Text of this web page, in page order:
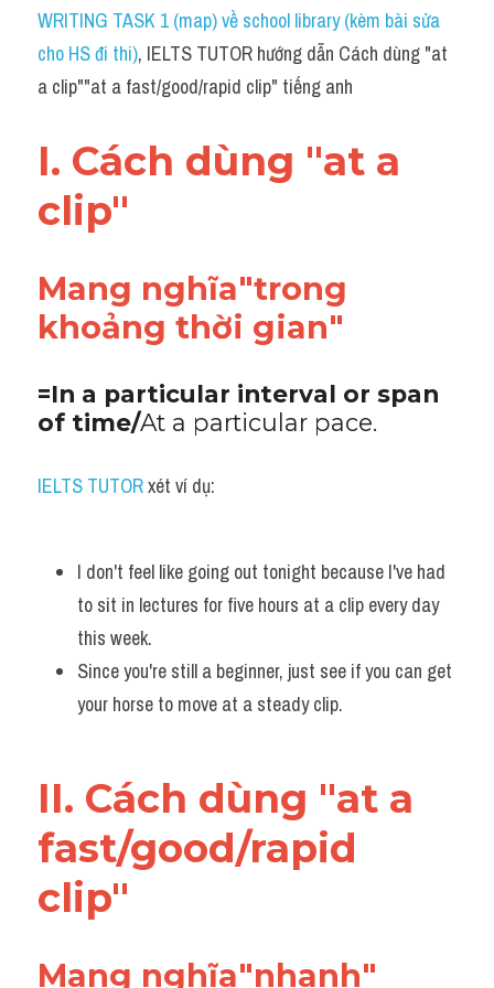
Idiom
Grammar
Word form
Cách dùng từ
Đề thi thật Task 2
Writing
WRITING TASK 1 (map) về school library (kèm bài sửa
cho HS đi thi), IELTS TUTOR hướng dẫn Cách dùng "at
a clip""at a fast​/​good/rapid clip" tiếng anh
I. Cách dùng "at a
clip"
Mang nghĩa"trong
khoảng thời gian"
=In a particular interval or span
of time/At a particular pace.
IELTS TUTOR xét ví dụ:
I don't feel like going out tonight because I've had
to sit in lectures for five hours at a clip every day
this week.
Since you're still a beginner, just see if you can get
your horse to move at a steady clip.
II. Cách dùng "at a
fast​/​good/rapid
clip"
Mang nghĩa"nhanh"